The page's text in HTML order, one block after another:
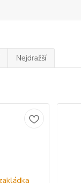
Nejdražší